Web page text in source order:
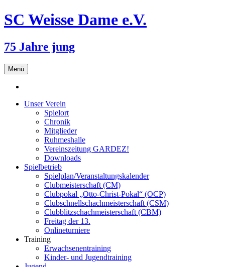
SC Weisse Dame e.V.
75 Jahre jung
Menü Zum
Inhalt
Unser Verein
Spielort
Chronik
Mitglieder
Ruhmeshalle
Vereinszeitung GARDEZ!
Downloads
Spielbetrieb
Spielplan/Veranstaltungskalender
Clubmeisterschaft (CM)
Clubpokal „Otto-Christ-Pokal“ (OCP)
Clubschnellschachmeisterschaft (CSM)
Clubblitzschachmeisterschaft (CBM)
Freitag der 13.
Onlineturniere
Training
Erwachsenentraining
Kinder- und Jugendtraining